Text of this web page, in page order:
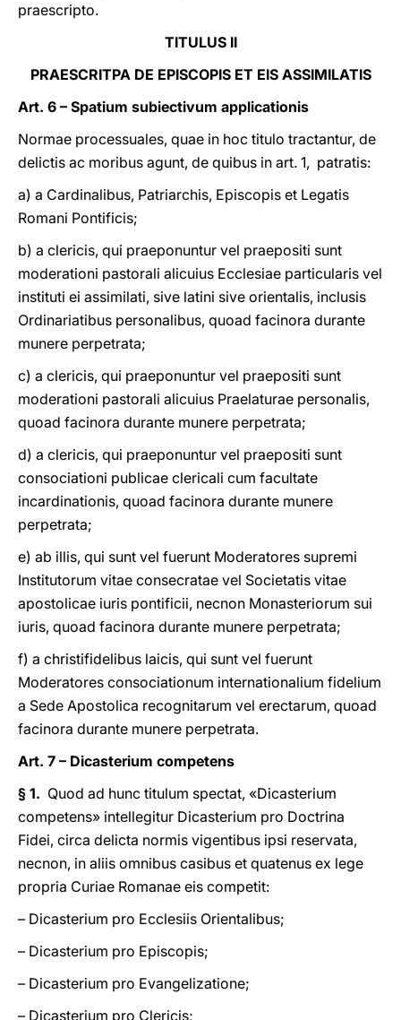
praescripto.
TITULUS II
PRAESCRITPA DE EPISCOPIS ET EIS ASSIMILATIS
Art. 6 – Spatium subiectivum applicationis
Normae processuales, quae in hoc titulo tractantur, de
delictis ac moribus agunt, de quibus in art. 1, patratis:
a) a Cardinalibus, Patriarchis, Episcopis et Legatis
Romani Pontificis;
b) a clericis, qui praeponuntur vel praepositi sunt
moderationi pastorali alicuius Ecclesiae particularis vel
instituti ei assimilati, sive latini sive orientalis, inclusis
Ordinariatibus personalibus, quoad facinora durante
munere perpetrata;
c) a clericis, qui praeponuntur vel praepositi sunt
moderationi pastorali alicuius Praelaturae personalis,
quoad facinora durante munere perpetrata;
d) a clericis, qui praeponuntur vel praepositi sunt
consociationi publicae clericali cum facultate
incardinationis, quoad facinora durante munere
perpetrata;
e) ab illis, qui sunt vel fuerunt Moderatores supremi
Institutorum vitae consecratae vel Societatis vitae
apostolicae iuris pontificii, necnon Monasteriorum sui
iuris, quoad facinora durante munere perpetrata;
f) a christifidelibus laicis, qui sunt vel fuerunt
Moderatores consociationum internationalium fidelium
a Sede Apostolica recognitarum vel erectarum, quoad
facinora durante munere perpetrata.
Art. 7 – Dicasterium competens
§ 1. Quod ad hunc titulum spectat, «Dicasterium
competens» intellegitur Dicasterium pro Doctrina
Fidei, circa delicta normis vigentibus ipsi reservata,
necnon, in aliis omnibus casibus et quatenus ex lege
propria Curiae Romanae eis competit:
– Dicasterium pro Ecclesiis Orientalibus;
– Dicasterium pro Episcopis;
– Dicasterium pro Evangelizatione;
– Dicasterium pro Clericis;